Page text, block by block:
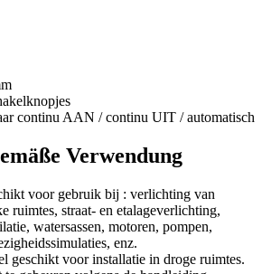
continu AAN / continu UIT / automatisch
Verwendung
voor gebruik bij : verlichting van
ruimtes, straat- en etalageverlichting,
watersassen, motoren, pompen,
enz.
geschikt voor installatie in droge ruimtes.